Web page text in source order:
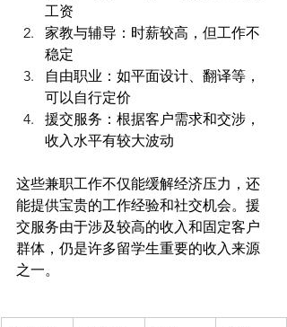
工资
家教与辅导：时薪较高，但工作不
稳定
自由职业：如平面设计、翻译等，
可以自行定价
援交服务：根据客户需求和交涉，
收入水平有较大波动
这些兼职工作不仅能缓解经济压力，还
能提供宝贵的工作经验和社交机会。援
交服务由于涉及较高的收入和固定客户
群体，仍是许多留学生重要的收入来源